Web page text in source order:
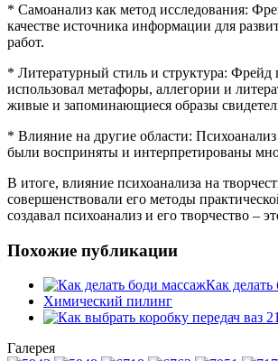
* Самоанализ как метод исследования:
качестве источника информации для
работ.
* Литературный стиль и структура:
использовал метафоры, аллегории и
живые и запоминающиеся образы
* Влияние на другие области:
были восприняты и интерпретированы
В итоге, влияние психоанализа на
совершенствовали его методы
создавал психоанализ и его творчество –
Похожие публикации
Как
Химический пилинг
Галерея